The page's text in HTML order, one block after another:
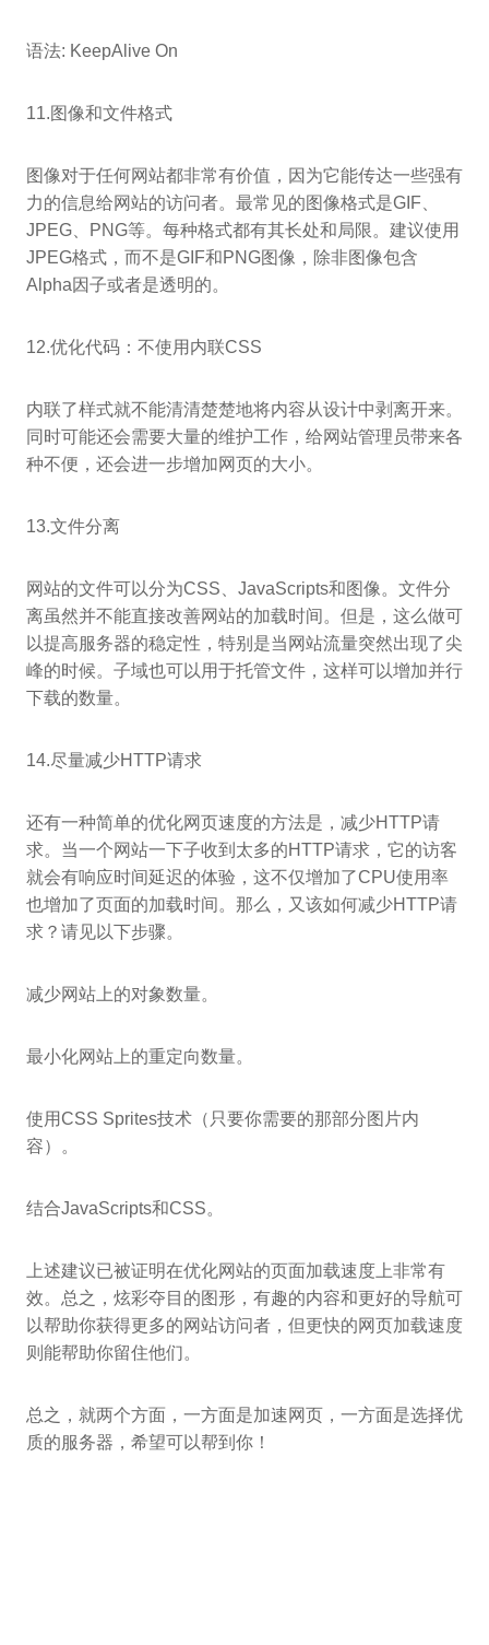
语法: KeepAlive On
11.图像和文件格式
图像对于任何网站都非常有价值，因为它能传达一些强有
力的信息给网站的访问者。最常见的图像格式是GIF、
JPEG、PNG等。每种格式都有其长处和局限。建议使用
JPEG格式，而不是GIF和PNG图像，除非图像包含
Alpha因子或者是透明的。
12.优化代码：不使用内联CSS
内联了样式就不能清清楚楚地将内容从设计中剥离开来。
同时可能还会需要大量的维护工作，给网站管理员带来各
种不便，还会进一步增加网页的大小。
13.文件分离
网站的文件可以分为CSS、JavaScripts和图像。文件分
离虽然并不能直接改善网站的加载时间。但是，这么做可
以提高服务器的稳定性，特别是当网站流量突然出现了尖
峰的时候。子域也可以用于托管文件，这样可以增加并行
下载的数量。
14.尽量减少HTTP请求
还有一种简单的优化网页速度的方法是，减少HTTP请
求。当一个网站一下子收到太多的HTTP请求，它的访客
就会有响应时间延迟的体验，这不仅增加了CPU使用率
也增加了页面的加载时间。那么，又该如何减少HTTP请
求？请见以下步骤。
减少网站上的对象数量。
最小化网站上的重定向数量。
使用CSS Sprites技术（只要你需要的那部分图片内
容）。
结合JavaScripts和CSS。
上述建议已被证明在优化网站的页面加载速度上非常有
效。总之，炫彩夺目的图形，有趣的内容和更好的导航可
以帮助你获得更多的网站访问者，但更快的网页加载速度
则能帮助你留住他们。
总之，就两个方面，一方面是加速网页，一方面是选择优
质的服务器，希望可以帮到你！